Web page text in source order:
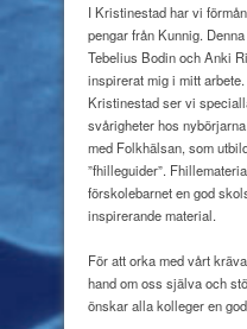
I Kristinestad har vi
pengar från Kunnig.
Tebelius Bodin och Anki
inspirerat mig i mitt
Kristinestad ser vi
svårigheter hos
med Folkhälsan, som
”fhilleguider”.
förskolebarnet en god
inspirerande material.
För att orka med vårt
hand om oss själva och
önskar alla kolleger en